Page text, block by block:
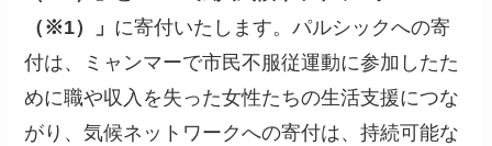
（※1）」 に寄付いたします。パルシックへの寄
付は、ミャンマーで市民不服従運動に参加したた
めに職や収入を失った女性たちの生活支援につな
がり、気候ネットワークへの寄付は、持続可能な